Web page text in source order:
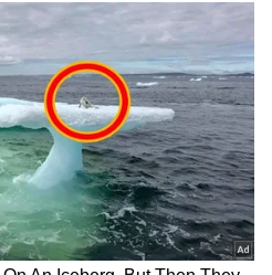
சில மாதங்களாக
இருந்து
ஐ உங்கள் முதன்மைத்